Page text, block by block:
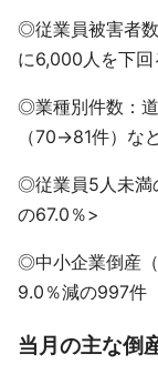
◎従業員被害者
に6,000人を下回
◎業種別件数：
（70→81件）な
◎従業員5人未満
の67.0％>
◎中小企業倒産
9.0％減の997件
当月の主な倒